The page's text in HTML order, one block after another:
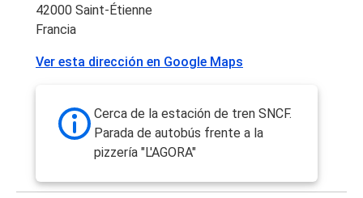
42000 Saint-Étienne
Francia
Ver esta dirección en Google Maps
Cerca de la estación de tren SNCF.
Parada de autobús frente a la
pizzería "L'AGORA"